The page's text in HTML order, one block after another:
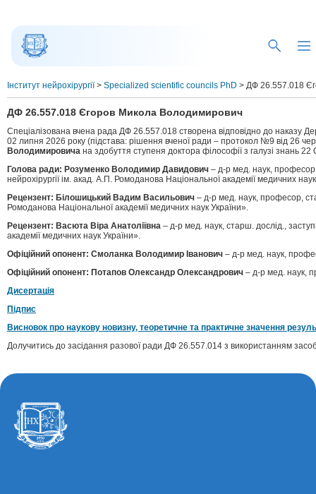
Інститут нейрохірургії> Specialized scientific councils PhD > ДФ 26.557.018
ДФ 26.557.018 Єгоров Микола Володимирович
Спеціалізована вчена рада ДФ 26.557.018 створена відповідно до наказу
02 липня 2026 року (підстава: рішення вченої ради – протокол №9 від 26
Володимировича на здобуття ступеня доктора філософії з галузі знань
Голова ради: Розуменко Володимир Давидович – д-р мед. наук, професор,
нейрохірургії ім. акад. А.П. Ромоданова Національної академії медичних
Рецензент: Білошицький Вадим Васильович – д-р мед. наук, професор,
Ромоданова Національної академії медичних наук України».
Рецензент: Васюта Віра Анатоліївна – д-р мед. наук, старш. дослід.,
академії медичних наук України».
Офіційний опонент: Смоланка Володимир Іванович – д-р мед. наук,
Офіційний опонент: Потапов Олександр Олександрович – д-р мед. наук,
Дисертація
Підпис
Висновок про наукову новизну, теоретичне та практичне значення
Долучитись до засідання разової ради ДФ 26.557.014 з використанням